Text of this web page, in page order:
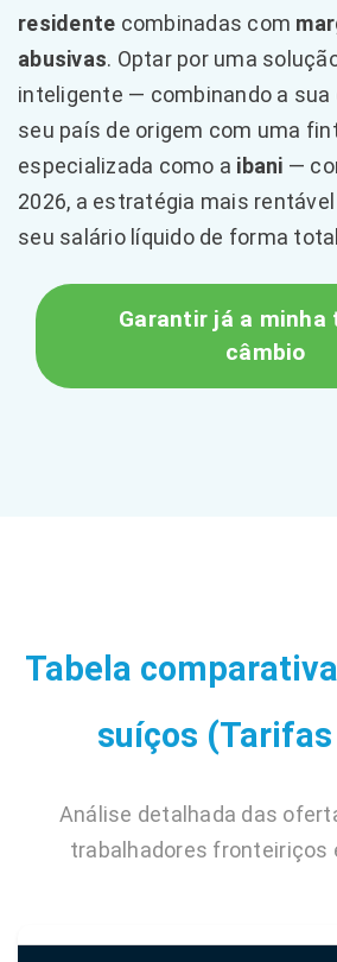
residente combinadas com
abusivas. Optar por uma
inteligente — combinando a
seu país de origem com uma
especializada como a ibani —
2026, a estratégia mais
seu salário líquido de forma
Garantir já a minha
câmbio
Tabela
suíços
Análise detalhada das
trabalhadores fronteiriços